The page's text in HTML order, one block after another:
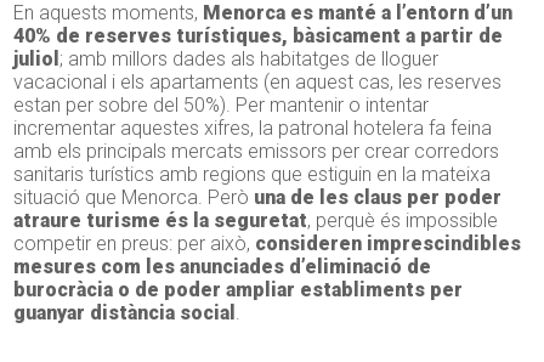
En aquests moments, Menorca es manté a l’entorn d’un
40% de reserves turístiques, bàsicament a partir de
juliol ; amb millors dades als habitatges de lloguer
vacacional i els apartaments (en aquest cas, les reserves
estan per sobre del 50%). Per mantenir o intentar
incrementar aquestes xifres, la patronal hotelera fa feina
amb els principals mercats emissors per crear corredors
sanitaris turístics amb regions que estiguin en la mateixa
situació que Menorca. Però una de les claus per poder
atraure turisme és la seguretat, perquè és impossible
competir en preus: per això, consideren imprescindibles
mesures com les anunciades d’eliminació de
burocràcia o de poder ampliar establiments per
guanyar distància social .